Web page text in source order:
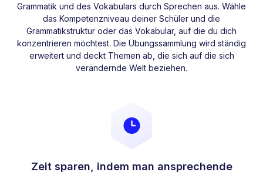
Grammatik und des Vokabulars durch Sprechen aus. Wähle
das Kompetenzniveau deiner Schüler und die
Grammatikstruktur oder das Vokabular, auf die du dich
konzentrieren möchtest. Die Übungssammlung wird ständig
erweitert und deckt Themen ab, die sich auf die sich
verändernde Welt beziehen.
Zeit sparen, indem man ansprechende